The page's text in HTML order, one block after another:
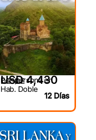
DESDE
USD 4,430
Por persona en
Hab. Doble
12 Días